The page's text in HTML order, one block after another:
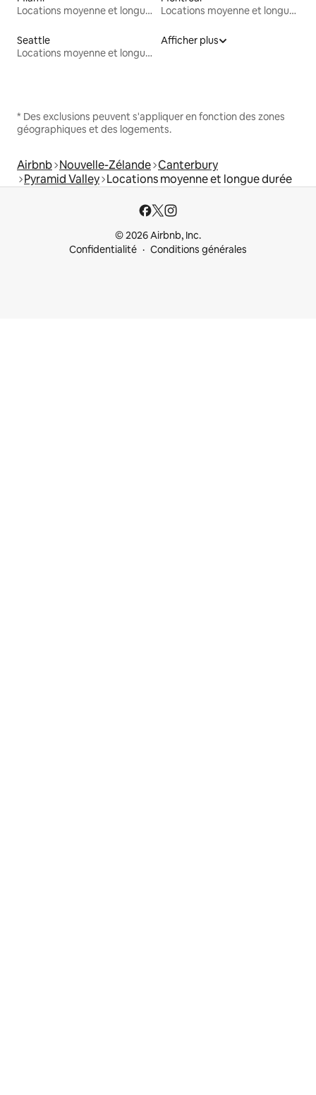
Locations moyenne et longue durée
Locations moyenne et longue durée
Seattle
Locations moyenne et longue durée
Afficher plus
* Des exclusions peuvent s'appliquer en fonction des zones
géographiques et des logements.
Airbnb Nouvelle-Zélande Canterbury
Pyramid Valley Locations moyenne et longue durée
© 2026 Airbnb, Inc.
Confidentialité
Conditions générales